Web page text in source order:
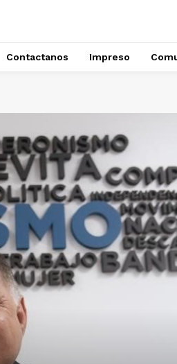
Contactanos Impreso